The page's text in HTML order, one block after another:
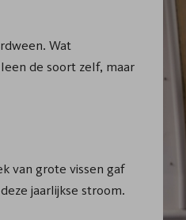
Wat
de soort zelf, maar
van grote vissen gaf
jaarlijkse stroom.